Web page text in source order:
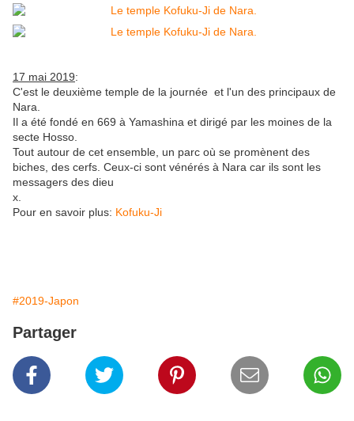
17 mai 2019:
C'est le deuxième temple de la journée et l'un des principaux de
Nara.
Il a été fondé en 669 à Yamashina et dirigé par les moines de la
secte Hosso.
Tout autour de cet ensemble, un parc où se promènent des
biches, des cerfs. Ceux-ci sont vénérés à Nara car ils sont les
messagers des dieu
x.
Pour en savoir plus: Kofuku-Ji
#2019-Japon
Partager